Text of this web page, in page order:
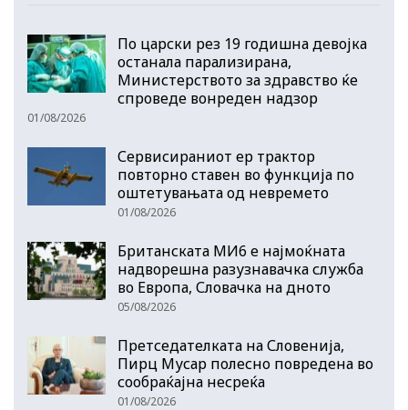
По царски рез 19 годишна девојка
останала парализирана,
Министерството за здравство ќе
спроведе вонреден надзор
01/08/2026
Сервисираниот ер трактор
повторно ставен во функција по
оштетувањата од невремето
01/08/2026
Британската МИ6 е најмоќната
надворешна разузнавачка служба
во Европа, Словачка на дното
05/08/2026
Претседателката на Словенија,
Пирц Мусар полесно повредена во
сообраќајна несреќа
01/08/2026